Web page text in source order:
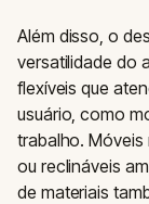
Além disso, o
versatilidade do
flexíveis que
usuário, como
trabalho. Móveis
ou reclináveis
de materiais